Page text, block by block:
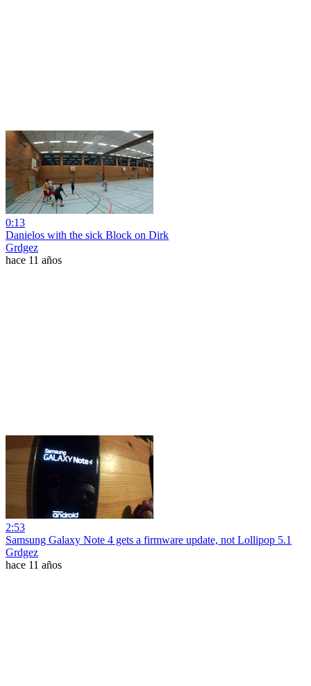
0:13
Danielos with the sick Block on Dirk
Grdgez
hace 11 años
2:53
Samsung Galaxy Note 4 gets a firmware update, not Lollipop 5.1
Grdgez
hace 11 años